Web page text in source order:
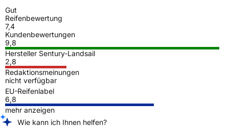
Gut
Reifenbewertung
7,4
Kundenbewertungen
9,8
Hersteller Sentury-Landsail
2,8
Redaktionsmeinungen
nicht verfügbar
EU-Reifenlabel
6,8
mehr anzeigen
Wie kann ich Ihnen helfen?